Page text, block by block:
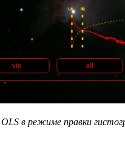
в режиме правки